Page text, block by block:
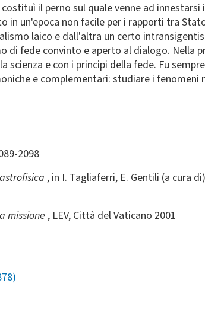
il perno sul quale venne ad
un'epoca non facile per i rapporti tra
laico e dall'altra un certo
di fede convinto e aperto al dialogo. Nella
e con i principi della fede. Fu
e complementari: studiare i
2098
, in I. Tagliaferri, E. Gentili (a cura
missione , LEV, Città del Vaticano 2001